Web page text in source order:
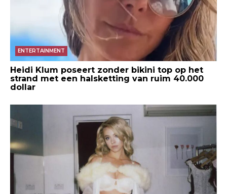
ENTERTAINMENT
Heidi Klum poseert zonder bikini top op het
strand met een halsketting van ruim 40.000
dollar